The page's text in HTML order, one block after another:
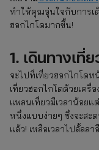
ทำให้คุณอุ่นใจกับการเ
ฮอกไกโดมากขึ้น!
1. เดินทางเที่
จะไปที่เที่ยวฮอกไกโด
เที่ยวฮอกไกโดด้วยเค
แพลนเที่ยวมีเวลาน้อยแ
หนึ่งแบบง่ายๆ ซึ่งจะสะ
แล้ว! เหลือเวลาไปลั้ลลา